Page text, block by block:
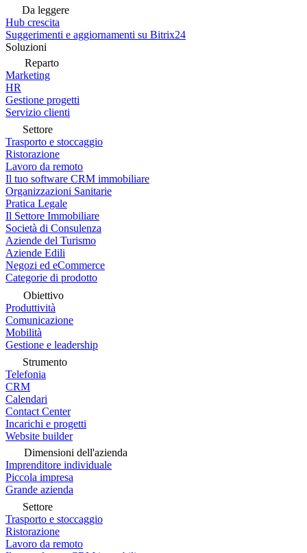
Da leggere
Hub crescita
Suggerimenti e aggiornamenti su Bitrix24
Soluzioni
Reparto
Marketing
HR
Gestione progetti
Servizio clienti
Settore
Trasporto e stoccaggio
Ristorazione
Lavoro da remoto
Il tuo software CRM immobiliare
Organizzazioni Sanitarie
Pratica Legale
Il Settore Immobiliare
Società di Consulenza
Aziende del Turismo
Aziende Edili
Negozi ed eCommerce
Categorie di prodotto
Obiettivo
Produttività
Comunicazione
Mobilità
Gestione e leadership
Strumento
Telefonia
CRM
Calendari
Contact Center
Incarichi e progetti
Website builder
Dimensioni dell'azienda
Imprenditore individuale
Piccola impresa
Grande azienda
Settore
Trasporto e stoccaggio
Ristorazione
Lavoro da remoto